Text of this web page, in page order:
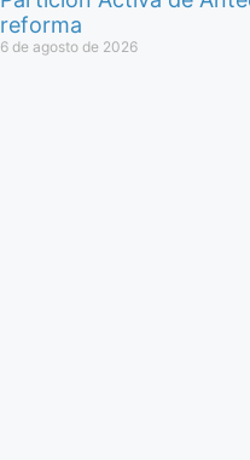
reforma
6 de agosto de 2026